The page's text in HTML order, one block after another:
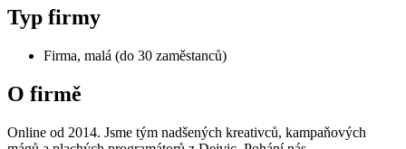
Typ firmy
Firma, malá (do 30 zaměstanců)
O firmě
Online od 2014. Jsme tým nadšených kreativců, kampaňových